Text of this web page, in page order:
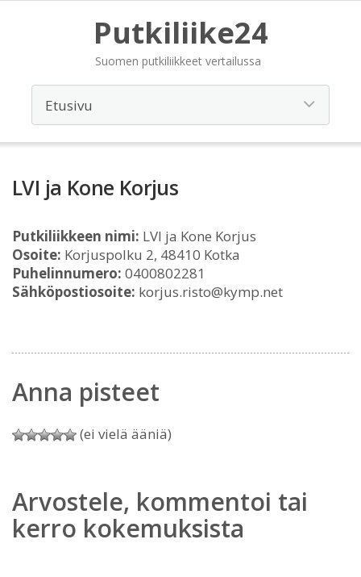
Putkiliike24
Suomen putkiliikkeet vertailussa
LVI ja Kone Korjus
Putkiliikkeen nimi: LVI ja Kone Korjus
Osoite: Korjuspolku 2, 48410 Kotka
Puhelinnumero: 0400802281
Sähköpostiosoite: korjus.risto@kymp.net
Anna pisteet
(ei vielä ääniä)
Arvostele, kommentoi tai
kerro kokemuksista